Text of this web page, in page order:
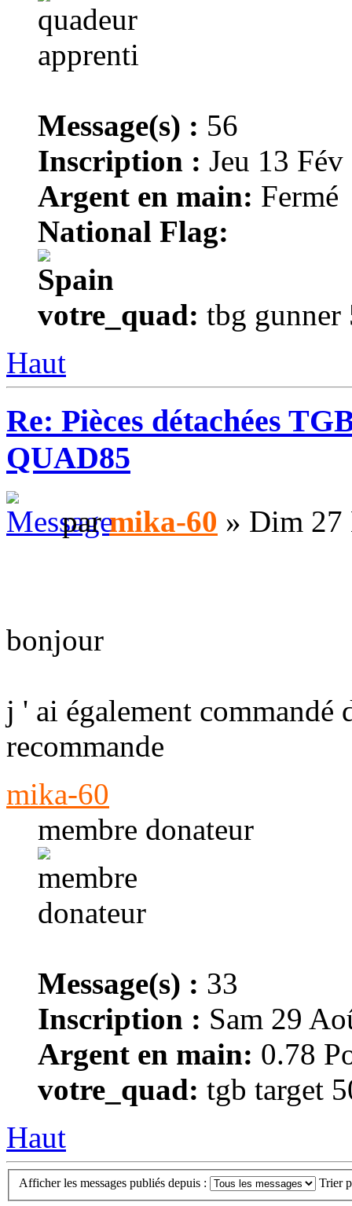
Message(s) : 56
Inscription : Jeu 13
Argent en main: Fermé
National Flag:
votre_quad: tbg gunner
Haut
Re: Pièces détachées
QUAD85
parmika-60 » Dim 27
bonjour
j ' ai également commandé
recommande
mika-60
membre donateur
Message(s) : 33
Inscription : Sam 29
Argent en main: 0.78
votre_quad: tgb target
Haut
Afficher les messages publiés depuis : Trier